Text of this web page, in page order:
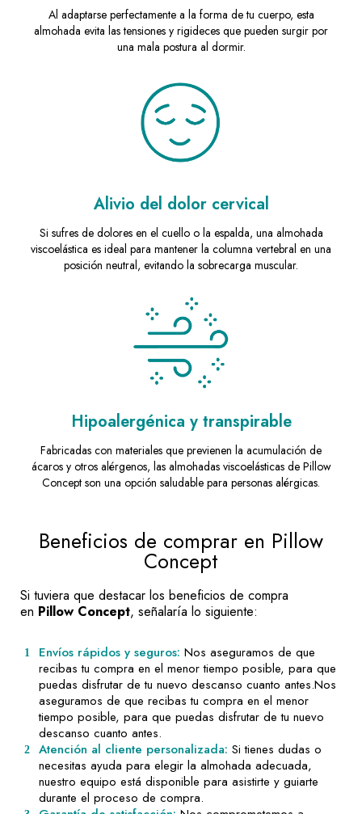
Al adaptarse perfectamente a la forma de tu cuerpo, esta
almohada evita las tensiones y rigideces que pueden surgir por
una mala postura al dormir.
Alivio del dolor cervical
Si sufres de dolores en el cuello o la espalda, una almohada
viscoelástica es ideal para mantener la columna vertebral en una
posición neutral, evitando la sobrecarga muscular.
Hipoalergénica y transpirable
Fabricadas con materiales que previenen la acumulación de
ácaros y otros alérgenos, las almohadas viscoelásticas de Pillow
Concept son una opción saludable para personas alérgicas.
Beneficios de comprar en Pillow
Concept
Si tuviera que destacar los beneficios de compra
en Pillow Concept, señalaría lo siguiente:
Envíos rápidos y seguros: Nos aseguramos de que
recibas tu compra en el menor tiempo posible, para que
puedas disfrutar de tu nuevo descanso cuanto antes.Nos
aseguramos de que recibas tu compra en el menor
tiempo posible, para que puedas disfrutar de tu nuevo
descanso cuanto antes.
Atención al cliente personalizada: Si tienes dudas o
necesitas ayuda para elegir la almohada adecuada,
nuestro equipo está disponible para asistirte y guiarte
durante el proceso de compra.